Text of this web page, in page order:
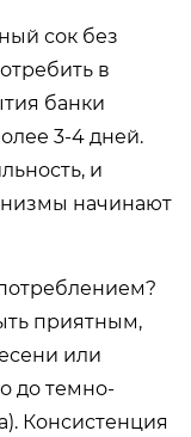
сок без
в
банки
3-4 дней.
и
начинают
приятным,
или
до темно-
Консистенция